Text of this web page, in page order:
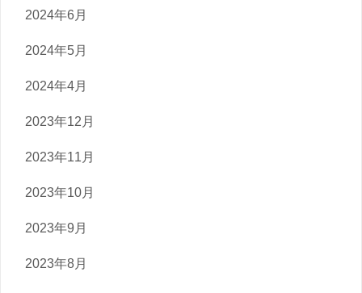
2024年6月
2024年5月
2024年4月
2023年12月
2023年11月
2023年10月
2023年9月
2023年8月